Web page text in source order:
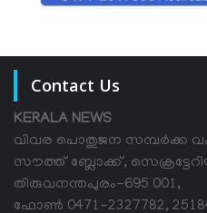
Contact Us
KERALA NEWS
വിവര പൊതുജന സമ്പര്‍ക്ക
സൗത്ത് ബ്ലോക്ക്,
തിരുവനന്തപുരം-695 001,
ഫോൺ 0471-2327782,